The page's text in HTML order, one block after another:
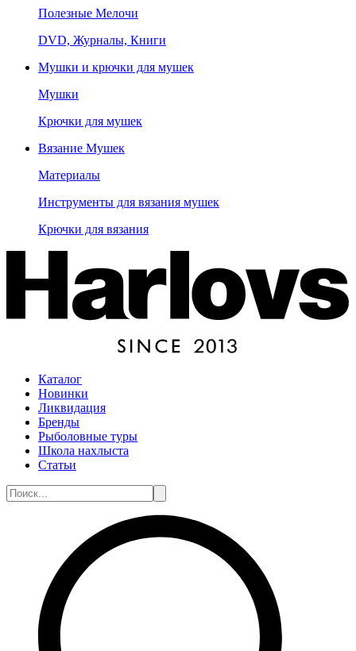
Полезные Мелочи
DVD, Журналы, Книги
Мушки и крючки для мушек
Мушки
Крючки для мушек
Вязание Мушек
Материалы
Инструменты для вязания мушек
Крючки для вязания
Каталог
Новинки
Ликвидация
Бренды
Рыболовные туры
Школа нахлыста
Статьи